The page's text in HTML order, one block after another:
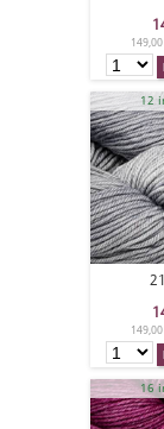
12
16